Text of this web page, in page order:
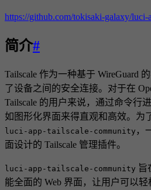
https://github.com/tokisaki-galaxy/luci-
简介#
Tailscale 作为一种基于 WireGuard
了设备之间的安全连接。对于在
Tailscale 的用户来说，通过命令行
如图形化界面来得直观和高效。为
luci-app-tailscale-community ，
面设计的 Tailscale 管理插件。
luci-app-tailscale-community 旨
能全面的 Web 界面，让用户可以轻